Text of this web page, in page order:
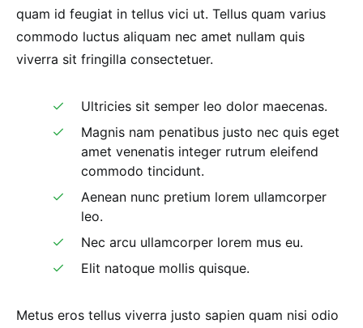
quam id feugiat in tellus vici ut. Tellus quam varius
commodo luctus aliquam nec amet nullam quis
viverra sit fringilla consectetuer.
Ultricies sit semper leo dolor maecenas.
Magnis nam penatibus justo nec quis eget
amet venenatis integer rutrum eleifend
commodo tincidunt.
Aenean nunc pretium lorem ullamcorper
leo.
Nec arcu ullamcorper lorem mus eu.
Elit natoque mollis quisque.
Metus eros tellus viverra justo sapien quam nisi odio